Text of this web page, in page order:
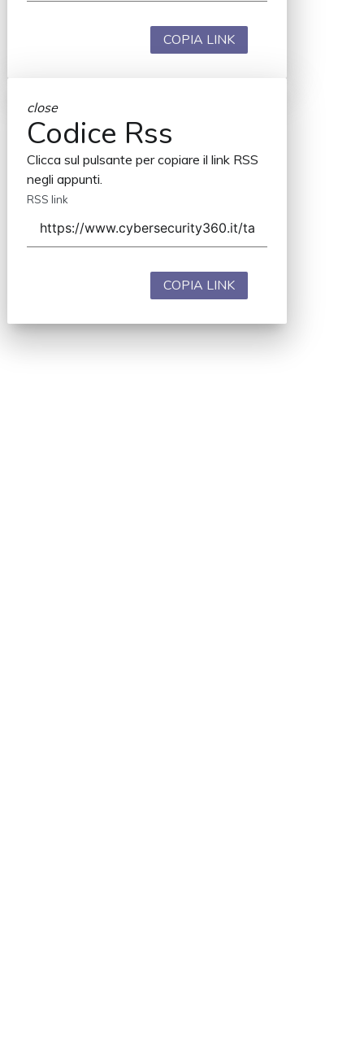
COPIA LINK
close
Codice Rss
Clicca sul pulsante per copiare il link RSS
negli appunti.
RSS link
COPIA LINK